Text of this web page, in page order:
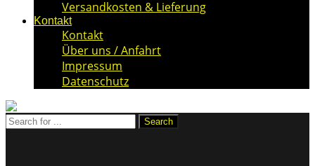
Versandkosten & Lieferung
Kontakt
Kontakt
Über uns / Anfahrt
Impressum
Datenschutz